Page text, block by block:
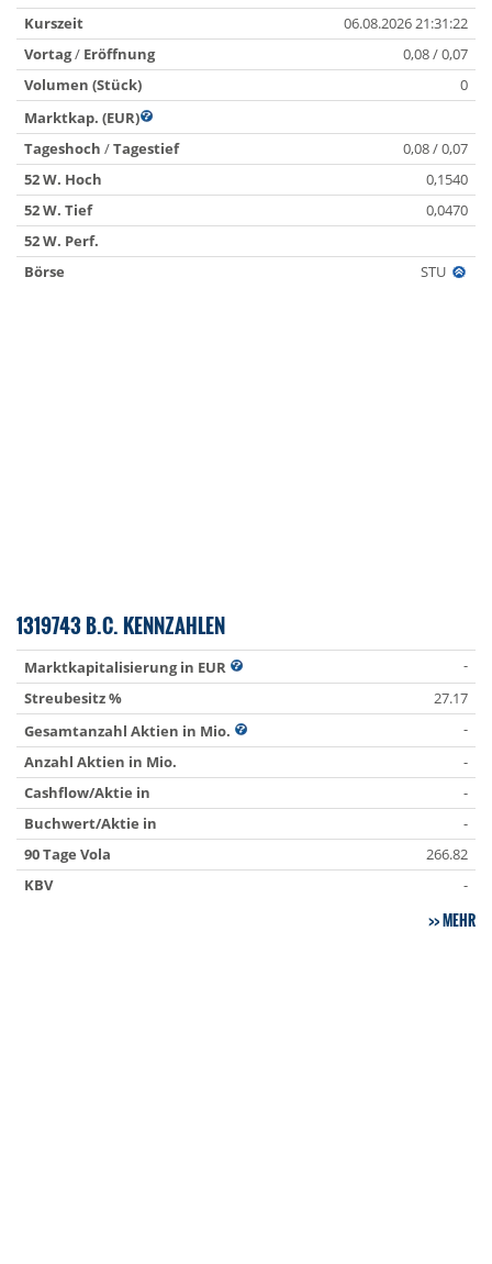
Kurszeit
06.08.2026 21:31:22
Vortag/ Eröffnung
0,08 / 0,07
Volumen (Stück)
0
Marktkap. (EUR)
Tageshoch /Tagestief
0,08 / 0,07
52 W. Hoch
0,1540
52 W. Tief
0,0470
52 W. Perf.
Börse
STU
1319743 B.C. KENNZAHLEN
Marktkapitalisierung in EUR
-
Streubesitz %
27.17
Gesamtanzahl Aktien in Mio.
-
Anzahl Aktien in Mio.
-
Cashflow/Aktie in
-
Buchwert/Aktie in
-
90 Tage Vola
266.82
KBV
-
MEHR